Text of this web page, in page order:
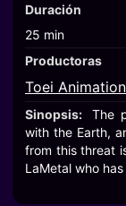
Duración
25 min
Productoras
Toei Animation
Sinopsis:
The
with the Earth,
from this threat
LaMetal who